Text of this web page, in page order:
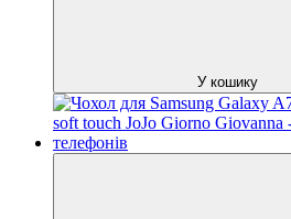
У кошику